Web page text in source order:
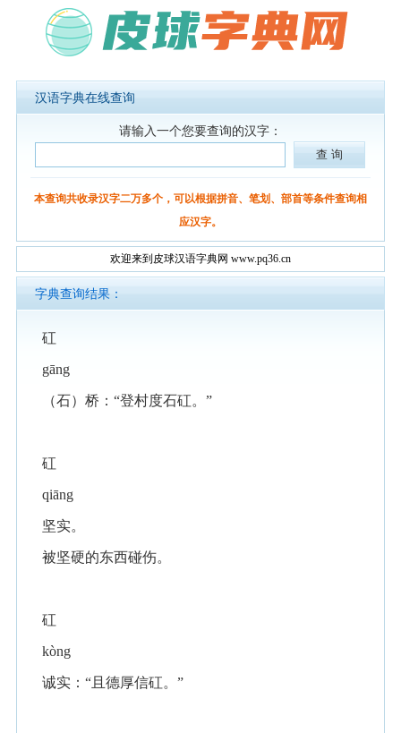
汉语字典在线查询
请输入一个您要查询的汉字：
本查询共收录汉字二万多个，可以根据拼音、笔划、部首等条件查询相
应汉字。
欢迎来到皮球汉语字典网 www.pq36.cn
字典查询结果：
矼
gāng
（石）桥：“登村度石矼。”
矼
qiāng
坚实。
被坚硬的东西碰伤。
矼
kòng
诚实：“且德厚信矼。”